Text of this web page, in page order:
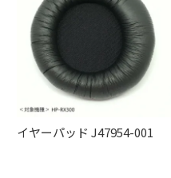
イヤーパッド J47954-001